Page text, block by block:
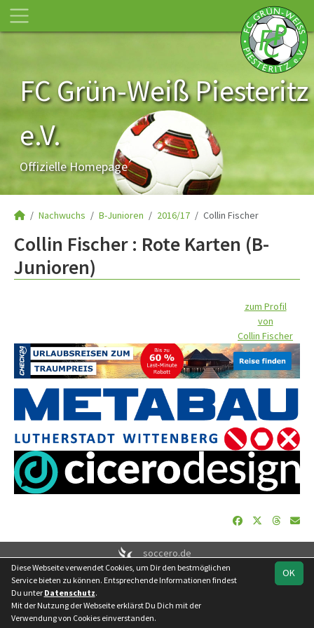
FC Grün-Weiß Piesteritz
e.V.
Offizielle Homepage
Nachwuchs B-Junioren 2016/17 Collin Fischer
Collin Fischer : Rote Karten (B-
Junioren)
zum Profil
von
Collin Fischer
soccero.de
© 2006 - 2026
Besucherstatistik Geburtstage Impressum
Datenschutz
Kontakt
OK
Diese Webseite verwendet Cookies, um Dir den bestmöglichen
Service bieten zu können. Entsprechende Informationen findest
Du unter Datenschutz.
Mit der Nutzung der Webseite erklärst Du Dich mit der
Verwendung von Cookies einverstanden.